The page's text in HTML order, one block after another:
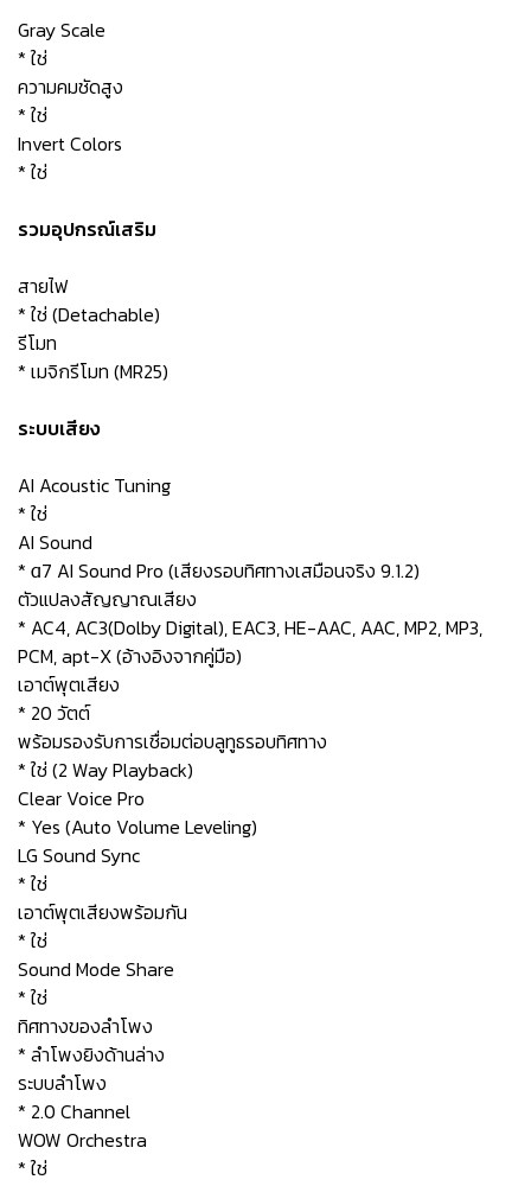
Gray Scale
* ใช่
ความคมชัดสูง
* ใช่
Invert Colors
* ใช่
รวมอุปกรณ์เสริม
สายไฟ
* ใช่ (Detachable)
รีโมท
* เมจิกรีโมท (MR25)
ระบบเสียง
AI Acoustic Tuning
* ใช่
AI Sound
* α7 AI Sound Pro (เสียงรอบทิศทางเสมือนจริง 9.1.2)
ตัวแปลงสัญญาณเสียง
* AC4, AC3(Dolby Digital), EAC3, HE-AAC, AAC, MP2, MP3,
PCM, apt-X (อ้างอิงจากคู่มือ)
เอาต์พุตเสียง
* 20 วัตต์
พร้อมรองรับการเชื่อมต่อบลูทูธรอบทิศทาง
* ใช่ (2 Way Playback)
Clear Voice Pro
* Yes (Auto Volume Leveling)
LG Sound Sync
* ใช่
เอาต์พุตเสียงพร้อมกัน
* ใช่
Sound Mode Share
* ใช่
ทิศทางของลำโพง
* ลำโพงยิงด้านล่าง
ระบบลำโพง
* 2.0 Channel
WOW Orchestra
* ใช่